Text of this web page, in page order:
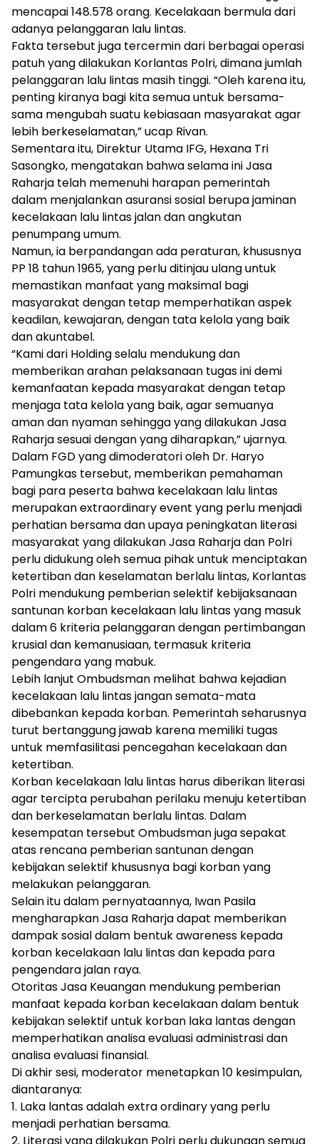
mencapai 148.578 orang. Kecelakaan bermula dari
adanya pelanggaran lalu lintas.
Fakta tersebut juga tercermin dari berbagai operasi
patuh yang dilakukan Korlantas Polri, dimana jumlah
pelanggaran lalu lintas masih tinggi. “Oleh karena itu,
penting kiranya bagi kita semua untuk bersama-
sama mengubah suatu kebiasaan masyarakat agar
lebih berkeselamatan,” ucap Rivan.
Sementara itu, Direktur Utama IFG, Hexana Tri
Sasongko, mengatakan bahwa selama ini Jasa
Raharja telah memenuhi harapan pemerintah
dalam menjalankan asuransi sosial berupa jaminan
kecelakaan lalu lintas jalan dan angkutan
penumpang umum.
Namun, ia berpandangan ada peraturan, khususnya
PP 18 tahun 1965, yang perlu ditinjau ulang untuk
memastikan manfaat yang maksimal bagi
masyarakat dengan tetap memperhatikan aspek
keadilan, kewajaran, dengan tata kelola yang baik
dan akuntabel.
“Kami dari Holding selalu mendukung dan
memberikan arahan pelaksanaan tugas ini demi
kemanfaatan kepada masyarakat dengan tetap
menjaga tata kelola yang baik, agar semuanya
aman dan nyaman sehingga yang dilakukan Jasa
Raharja sesuai dengan yang diharapkan,” ujarnya.
Dalam FGD yang dimoderatori oleh Dr. Haryo
Pamungkas tersebut, memberikan pemahaman
bagi para peserta bahwa kecelakaan lalu lintas
merupakan extraordinary event yang perlu menjadi
perhatian bersama dan upaya peningkatan literasi
masyarakat yang dilakukan Jasa Raharja dan Polri
perlu didukung oleh semua pihak untuk menciptakan
ketertiban dan keselamatan berlalu lintas, Korlantas
Polri mendukung pemberian selektif kebijaksanaan
santunan korban kecelakaan lalu lintas yang masuk
dalam 6 kriteria pelanggaran dengan pertimbangan
krusial dan kemanusiaan, termasuk kriteria
pengendara yang mabuk.
Lebih lanjut Ombudsman melihat bahwa kejadian
kecelakaan lalu lintas jangan semata-mata
dibebankan kepada korban. Pemerintah seharusnya
turut bertanggung jawab karena memiliki tugas
untuk memfasilitasi pencegahan kecelakaan dan
ketertiban.
Korban kecelakaan lalu lintas harus diberikan literasi
agar tercipta perubahan perilaku menuju ketertiban
dan berkeselamatan berlalu lintas. Dalam
kesempatan tersebut Ombudsman juga sepakat
atas rencana pemberian santunan dengan
kebijakan selektif khususnya bagi korban yang
melakukan pelanggaran.
Selain itu dalam pernyataannya, Iwan Pasila
mengharapkan Jasa Raharja dapat memberikan
dampak sosial dalam bentuk awareness kepada
korban kecelakaan lalu lintas dan kepada para
pengendara jalan raya.
Otoritas Jasa Keuangan mendukung pemberian
manfaat kepada korban kecelakaan dalam bentuk
kebijakan selektif untuk korban laka lantas dengan
memperhatikan analisa evaluasi administrasi dan
analisa evaluasi finansial.
Di akhir sesi, moderator menetapkan 10 kesimpulan,
diantaranya:
1. Laka lantas adalah extra ordinary yang perlu
menjadi perhatian bersama.